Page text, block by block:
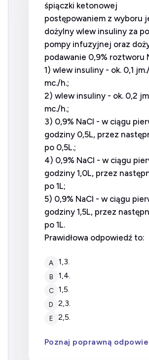
śpiączki ketonowej
postępowaniem z wyboru
dożylny wlew insuliny za
pompy infuzyjnej oraz
podawanie 0,9% roztworu
1) wlew insuliny - ok. 0,1
mc./h.;
2) wlew insuliny - ok. 0,2
mc./h.;
3) 0,9% NaCl - w ciągu
godziny 0,5L, przez
po 0,5L.;
4) 0,9% NaCl - w ciągu
godziny 1,0L, przez
po 1L;
5) 0,9% NaCl - w ciągu
godziny 1,5L, przez
po 1L.
Prawidłowa odpowiedź to:
A 1,3.
B 1,4.
C 1,5.
D 2,3.
E 2,5.
Poznaj poprawną